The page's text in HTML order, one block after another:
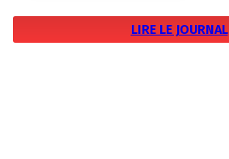
LIRE LE JOURNAL